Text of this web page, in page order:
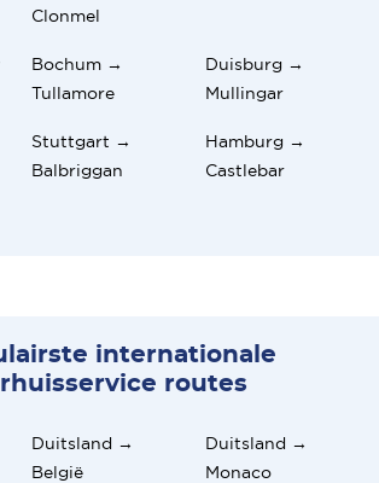
Clonmel
Bochum →
Tullamore
Duisburg →
Mullingar
Stuttgart →
Balbriggan
Hamburg →
Castlebar
internationale
routes
Duitsland →
België
Duitsland →
Monaco